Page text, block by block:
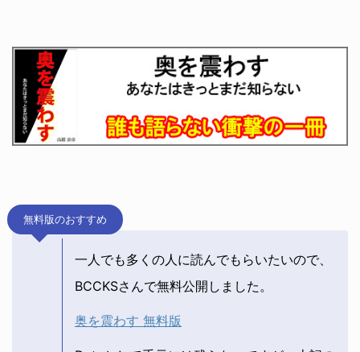
無料版のおすすめ
一人でも多くの人に読んでもらいたいので、
BCCKSさんで無料公開しました。
奥を震わす 無料版